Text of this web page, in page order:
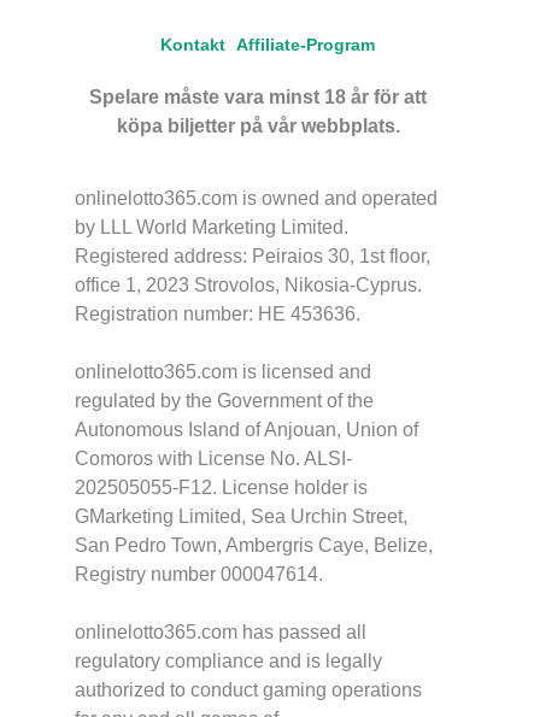
Kontakt Affiliate-Program
Spelare måste vara minst 18 år för att
köpa biljetter på vår webbplats.
onlinelotto365.com is owned and operated
by LLL World Marketing Limited.
Registered address: Peiraios 30, 1st floor,
office 1, 2023 Strovolos, Nikosia-Cyprus.
Registration number: HE 453636.
onlinelotto365.com is licensed and
regulated by the Government of the
Autonomous Island of Anjouan, Union of
Comoros with License No. ALSI-
202505055-F12. License holder is
GMarketing Limited, Sea Urchin Street,
San Pedro Town, Ambergris Caye, Belize,
Registry number 000047614.
onlinelotto365.com has passed all
regulatory compliance and is legally
authorized to conduct gaming operations